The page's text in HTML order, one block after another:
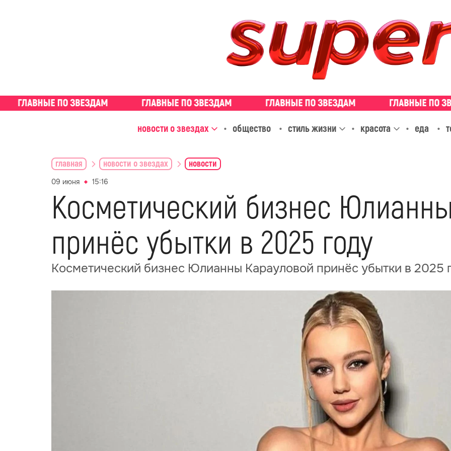
новости о звездах общество стиль жизни красота еда
главная новости о звездах новости
09 июня 15:16
Косметический бизнес
принёс убытки в 2025 году
Косметический бизнес Юлианны Карауловой принёс убытки в 2025